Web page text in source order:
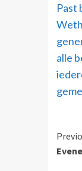
Past
alle